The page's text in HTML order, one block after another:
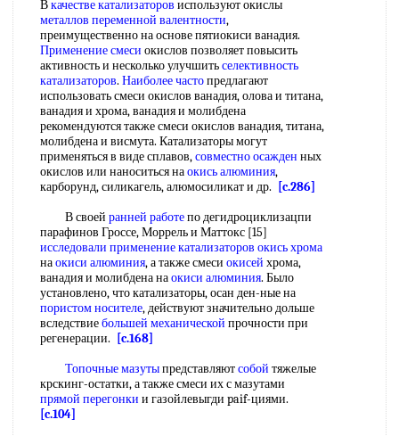
Вкачестве катализаторов используют окислы
металлов переменной валентности,
преимущественно на основе пятиокиси ванадия.
Применение смеси окислов позволяет повысить
активность и несколько улучшитьселективность
катализаторов. Наиболее частопредлагают
использовать смеси окислов ванадия, олова и титана,
ванадия и хрома, ванадия и молибдена
рекомендуются также смеси окислов ванадия, титана,
молибдена и висмута. Катализаторы могут
применяться в виде сплавов,совместно осажден ных
окислов или наноситься наокись алюминия,
карборунд, силикагель, алюмосиликат и др.
[c.286]
В своей ранней работепо дегидроциклизацпи
парафинов Гроссе, Моррель и Маттокс [15]
исследовали применениекатализаторов окись хрома
наокиси алюминия, а также смеси окисей хрома,
ванадия и молибдена наокиси алюминия. Было
установлено, что катализаторы, осан ден-ные на
пористом носителе, действуют значительно дольше
вследствиебольшей механической прочности при
регенерации.
[c.168]
Топочные мазутыпредставляютсобой тяжелые
крскинг-остатки, а также смеси их с мазутами
прямой перегонки и газойлевыгди paif-циями.
[c.104]